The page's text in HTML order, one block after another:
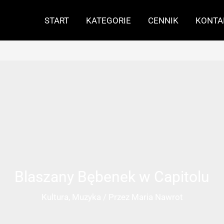
START KATEGORIE CENNIK